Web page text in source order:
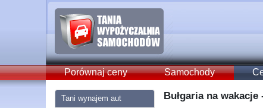
Porównaj ceny Samochody
Tani wynajem aut Bułgaria na